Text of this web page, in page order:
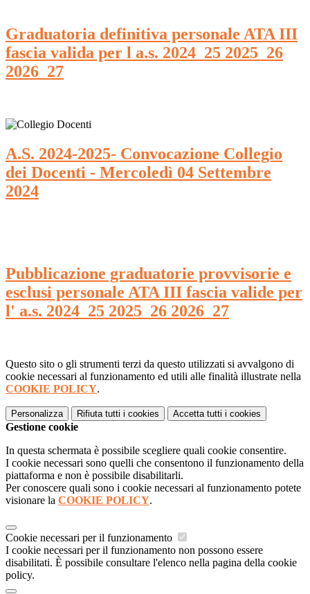
Graduatoria definitiva personale ATA III
fascia valida per l a.s. 2024_25 2025_26
2026_27
A.S. 2024-2025- Convocazione Collegio
dei Docenti - Mercoledì 04 Settembre
2024
Pubblicazione graduatorie provvisorie e
esclusi personale ATA III fascia valide per
l' a.s. 2024_25 2025_26 2026_27
Questo sito o gli strumenti terzi da questo utilizzati si avvalgono di
cookie necessari al funzionamento ed utili alle finalità illustrate nella
COOKIE POLICY.
Personalizza Rifiuta tutti i cookies Accetta tutti i cookies
Gestione cookie
In questa schermata è possibile scegliere quali cookie consentire.
I cookie necessari sono quelli che consentono il funzionamento della
piattaforma e non è possibile disabilitarli.
Per conoscere quali sono i cookie necessari al funzionamento potete
visionare la COOKIE POLICY.
Cookie necessari per il funzionamento
I cookie necessari per il funzionamento non possono essere
disabilitati. È possibile consultare l'elenco nella pagina della cookie
policy.